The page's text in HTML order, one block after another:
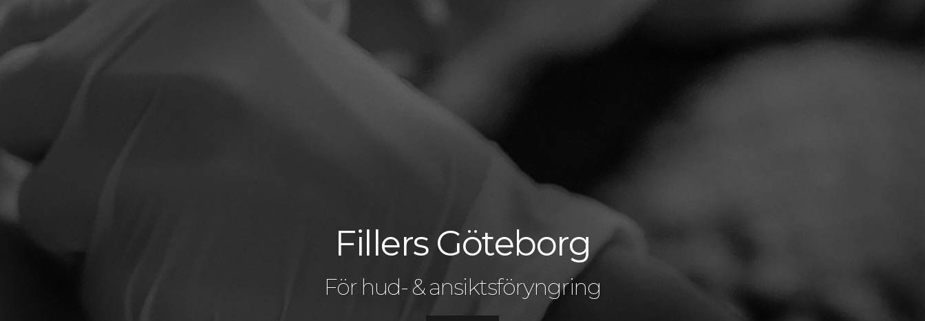
Fillers Göteborg
För hud- & ansiktsföryngring